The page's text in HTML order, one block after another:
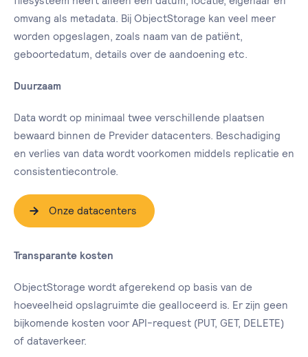
omvang als metadata. Bij ObjectStorage kan veel meer
worden opgeslagen, zoals naam van de patiënt,
geboortedatum, details over de aandoening etc.
Duurzaam
Data wordt op minimaal twee verschillende plaatsen
bewaard binnen de Previder datacenters. Beschadiging
en verlies van data wordt voorkomen middels replicatie en
consistentiecontrole.
Onze datacenters
Transparante kosten
ObjectStorage wordt afgerekend op basis van de
hoeveelheid opslagruimte die gealloceerd is. Er zijn geen
bijkomende kosten voor API-request (PUT, GET, DELETE)
of dataverkeer.